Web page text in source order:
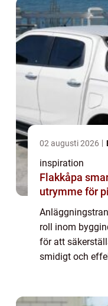
02 augusti 2026
inspiration
Flakkåpa smart skydd och extra
utrymme för
roll inom
för att
smidigt och